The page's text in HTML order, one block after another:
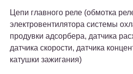
Цепи главного реле (обмотка
электровентилятора системы
продувки адсорбера, датчика
датчика скорости, датчика
катушки зажигания)